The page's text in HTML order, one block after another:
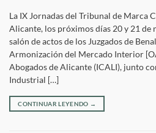
La IX Jornadas del Tribunal de Marca
Alicante, los próximos días 20 y 21 de
salón de actos de los Juzgados de
Armonización del Mercado Interior
Abogados de Alicante (ICALI), junto
Industrial […]
CONTINUAR LEYENDO →